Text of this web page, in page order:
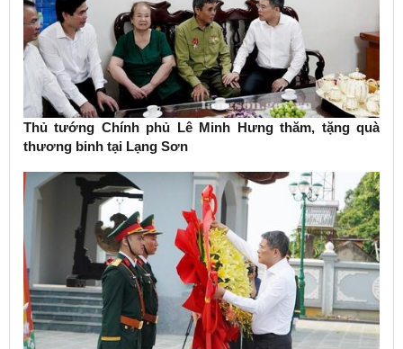
Thủ tướng Chính phủ Lê Minh Hưng thăm, tặng quà
thương binh tại Lạng Sơn